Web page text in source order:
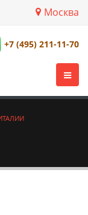
Москва
+7 (495) 211-11-70